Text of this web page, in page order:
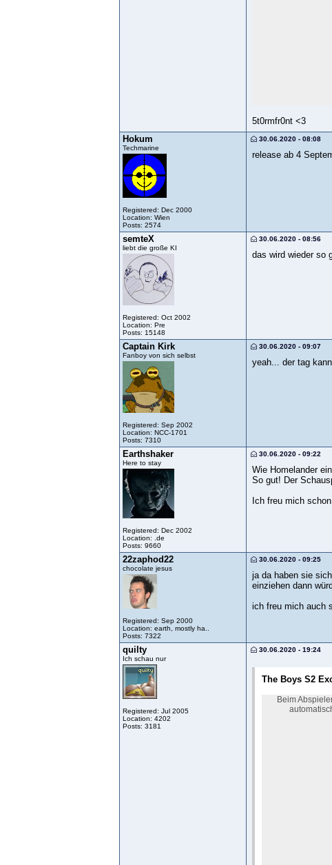
5t0rmfr0nt <3
Hokum
Techmarine
Registered: Dec 2000
Location: Wien
Posts: 2574
30.06.2020 - 08:08
release ab 4
semteX
liebt die große KI
Registered: Oct 2002
Location: Pre
Posts: 15148
30.06.2020 - 08:56
das wird wieder so
Captain Kirk
Fanboy von sich selbst
Registered: Sep 2002
Location: NCC-1701
Posts: 7310
30.06.2020 - 09:07
yeah... der tag
Earthshaker
Here to stay
Registered: Dec 2002
Location: .de
Posts: 9660
30.06.2020 - 09:22
Wie Homelander
So gut! Der
Ich freu mich schon.
22zaphod22
chocolate jesus
Registered: Sep 2000
Location: earth, mostly ha..
Posts: 7322
30.06.2020 - 09:25
ja da haben sie
einziehen dann
ich freu mich auch
quilty
Ich schau nur
Registered: Jul 2005
Location: 4202
Posts: 3181
30.06.2020 - 19:24
The Boys S2
Beim